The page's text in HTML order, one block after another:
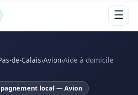
☰
de-Calais›Avion›Aide à domicile
local — Avion